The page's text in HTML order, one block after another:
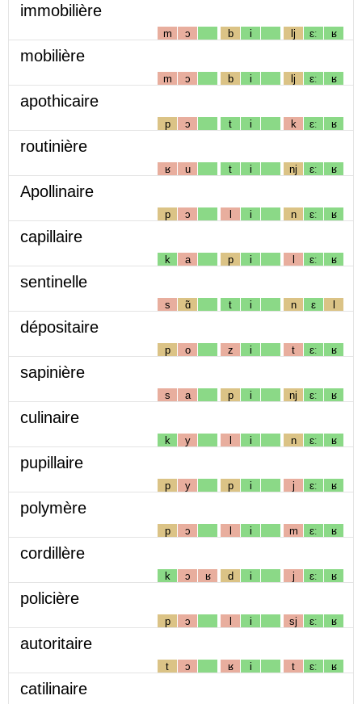
immobilière
m ɔ b i lj ɛː ʁ
mobilière
m ɔ b i lj ɛː ʁ
apothicaire
p ɔ t i k ɛː ʁ
routinière
ʁ u t i nj ɛː ʁ
Apollinaire
p ɔ l i n ɛː ʁ
capillaire
k a p i l ɛː ʁ
sentinelle
s ɑ̃ t i n ɛ l
dépositaire
p o z i t ɛː ʁ
sapinière
s a p i nj ɛː ʁ
culinaire
k y l i n ɛː ʁ
pupillaire
p y p i j ɛː ʁ
polymère
p ɔ l i m ɛː ʁ
cordillère
k ɔ ʁ d i j ɛː ʁ
policière
p ɔ l i sj ɛː ʁ
autoritaire
t ɔ ʁ i t ɛː ʁ
catilinaire